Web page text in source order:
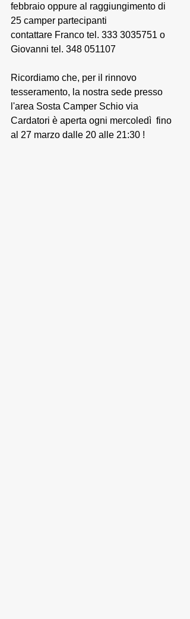
febbraio oppure al raggiungimento di
25 camper partecipanti
contattare Franco tel. 333 3035751 o
Giovanni tel. 348 051107
Ricordiamo che, per il rinnovo
tesseramento, la nostra sede presso
l'area Sosta Camper Schio via
Cardatori è aperta ogni mercoledì  fino
al 27 marzo dalle 20 alle 21:30 !